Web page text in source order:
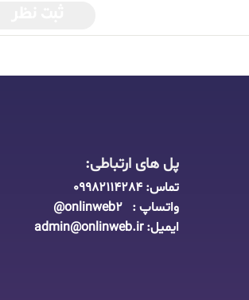
پل های ارتباطی:
تماس: 09982114284
واتساپ : onlinweb2@
ایمیل:admin@onlinweb.i
r